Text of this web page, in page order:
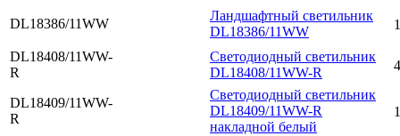
DL18386/11WW
Ландшафтный светильник
DL18386/11WW
DL18408/11WW-
R
Cветодиодный светильник
DL18408/11WW-R
DL18409/11WW-
R
Cветодиодный светильник
DL18409/11WW-R
накладной белый